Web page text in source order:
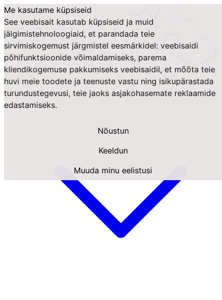
Me kasutame küpsiseid
See veebisait kasutab küpsiseid ja muid
jälgimistehnoloogiaid, et parandada teie
sirvimiskogemust järgmistel eesmärkidel: veebisaidi
põhifunktsioonide võimaldamiseks, parema
kliendikogemuse pakkumiseks veebisaidil, et mõõta teie
huvi meie toodete ja teenuste vastu ning isikupärastada
turundustegevusi, teie jaoks asjakohasemate reklaamide
edastamiseks.
Nõustun
Keeldun
Muuda minu eelistusi
Tooted